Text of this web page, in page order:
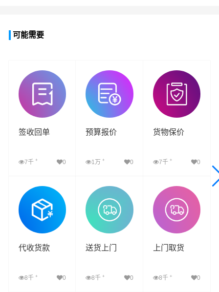
可能需要
签收回单
7千 + 0
查看详细
预算报价
1万+ 0
查看详细
货物保价
7千 + 0
查看详细
代收货款
8千 + 0
送货上门
8千+ 0
上门取货
8千 + 0